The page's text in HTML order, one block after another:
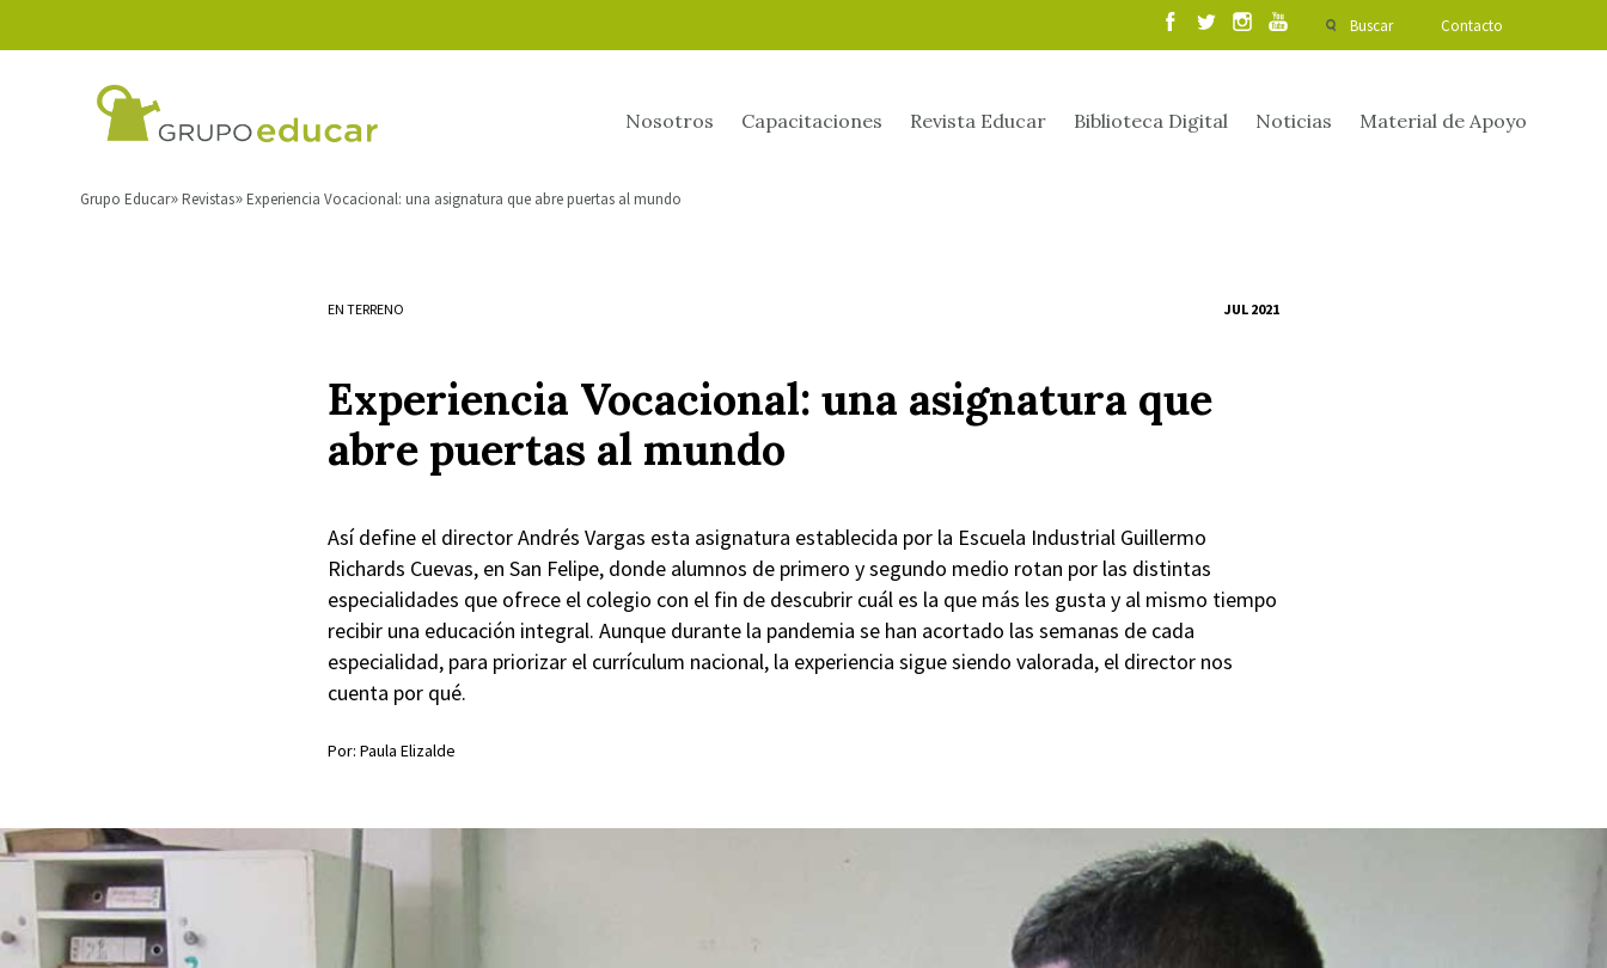
Buscar Contacto
Nosotros Capacitaciones Revista Educar Biblioteca Digital Noticias Material de Apoyo
Grupo Educar Revistas Experiencia Vocacional: una asignatura que abre puertas al mundo
EN TERRENO JUL 2021
Experiencia Vocacional: una asignatura que
abre puertas al mundo
Así define el director Andrés Vargas esta asignatura establecida por la Escuela Industrial Guillermo
Richards Cuevas, en San Felipe, donde alumnos de primero y segundo medio rotan por las distintas
especialidades que ofrece el colegio con el fin de descubrir cuál es la que más les gusta y al mismo tiempo
recibir una educación integral. Aunque durante la pandemia se han acortado las semanas de cada
especialidad, para priorizar el currículum nacional, la experiencia sigue siendo valorada, el director nos
cuenta por qué.
Por: Paula Elizalde